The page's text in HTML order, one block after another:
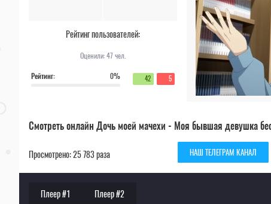
Рейтинг пользователей:
Оценили:47 чел.
Рейтинг: 0% 42 5
Смотреть онлайн Дочь моей мачехи - Моя бывшая девушка
Просмотрено: 25 783 раза НАШ ТЕЛЕГРАМ КАНАЛ
Плеер #1 Плеер #2